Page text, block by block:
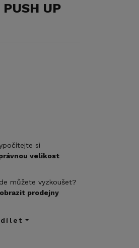
UP
si
velikost
můžete vyzkoušet?
prodejny